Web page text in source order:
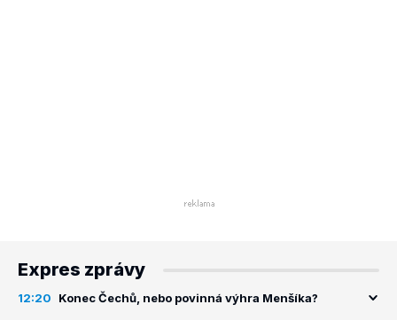
Expres zprávy
12:20 Konec Čechů, nebo povinná výhra Menšíka?